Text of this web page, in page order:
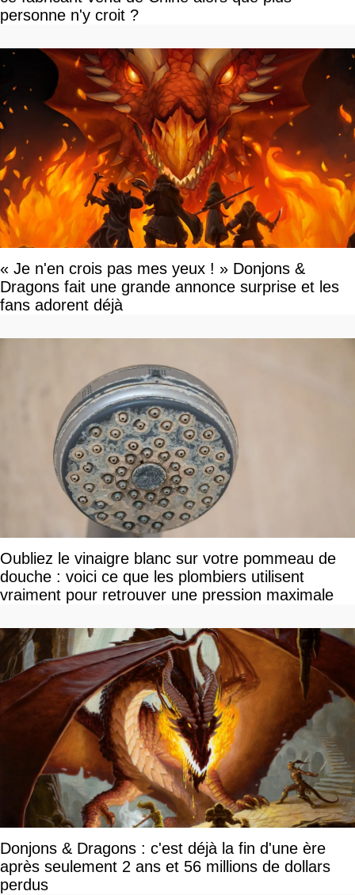
personne n'y croit ?
« Je n'en crois pas mes yeux ! » Donjons &
Dragons fait une grande annonce surprise et les
fans adorent déjà
Oubliez le vinaigre blanc sur votre pommeau de
douche : voici ce que les plombiers utilisent
vraiment pour retrouver une pression maximale
Donjons & Dragons : c'est déjà la fin d'une ère
après seulement 2 ans et 56 millions de dollars
perdus